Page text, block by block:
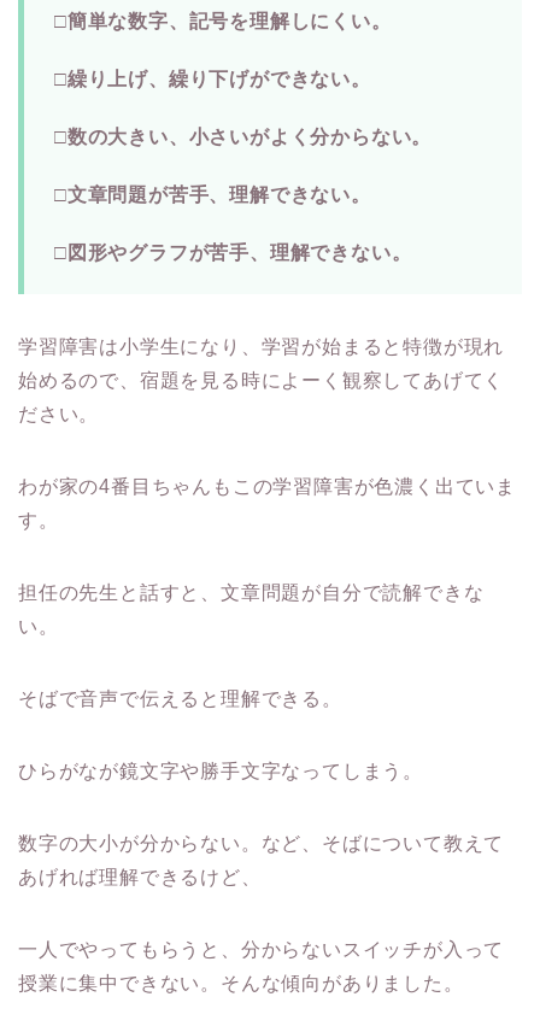
□簡単な数字、記号を理解しにくい。
□繰り上げ、繰り下げができない。
□数の大きい、小さいがよく分からない。
□文章問題が苦手、理解できない。
□図形やグラフが苦手、理解できない。
学習障害は小学生になり、学習が始まると特徴が現れ
始めるので、宿題を見る時によーく観察してあげてく
ださい。
わが家の4番目ちゃんもこの学習障害が色濃く出ていま
す。
担任の先生と話すと、文章問題が自分で読解できな
い。
そばで音声で伝えると理解できる。
ひらがなが鏡文字や勝手文字なってしまう。
数字の大小が分からない。など、そばについて教えて
あげれば理解できるけど、
一人でやってもらうと、分からないスイッチが入って
授業に集中できない。そんな傾向がありました。